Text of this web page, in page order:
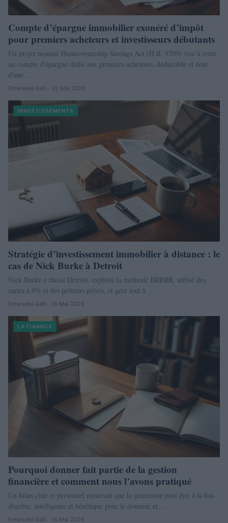
Compte d’épargne immobilier exonéré d’impôt
pour premiers acheteurs et investisseurs débutants
Un projet nommé Homeownership Savings Act (H.R. 9709) vise à créer
un compte d'épargne dédié aux premiers acheteurs, déductible et doté
d'une…
Emanuele Galli · 22 Mai 2026
INVESTISSEMENTS
Stratégie d’investissement immobilier à distance : le
cas de Nick Burke à Detroit
Nick Burke a choisi Detroit, exploité la méthode BRRRR, utilisé des
cartes à 0% et des prêteurs privés, et géré tout à…
Emanuele Galli · 18 Mai 2026
LA FINANCE
Pourquoi donner fait partie de la gestion
financière et comment nous l’avons pratiqué
Un bilan clair et personnel montrant que la générosité peut être à la fois
discrète, intelligente et bénéfique pour le donneur et…
Emanuele Galli · 16 Mai 2026